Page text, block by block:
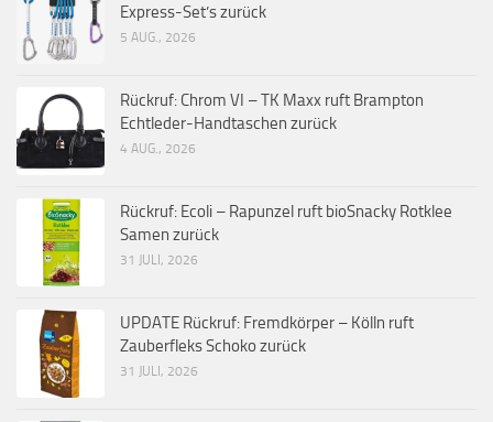
Express-Set’s zurück
5 AUG., 2026
Rückruf: Chrom VI – TK Maxx ruft Brampton
Echtleder-Handtaschen zurück
4 AUG., 2026
Rückruf: Ecoli – Rapunzel ruft bioSnacky Rotklee
Samen zurück
31 JULI, 2026
UPDATE Rückruf: Fremdkörper – Kölln ruft
Zauberfleks Schoko zurück
31 JULI, 2026